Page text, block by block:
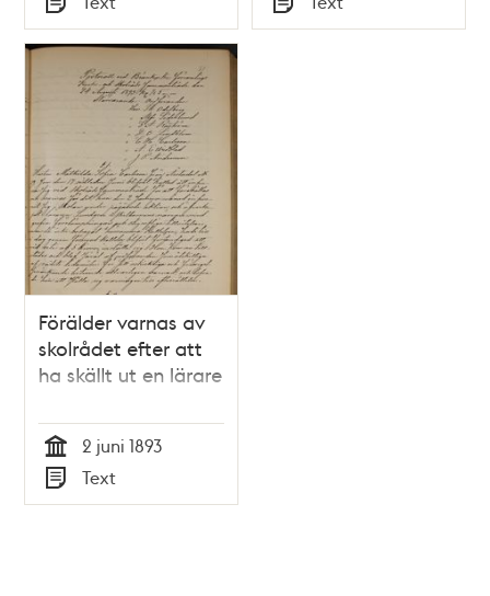
Typ Typ
Förälder varnas av
skolrådet efter att
ha skällt ut en lärare
Tid
2 juni 1893
Typ
Text